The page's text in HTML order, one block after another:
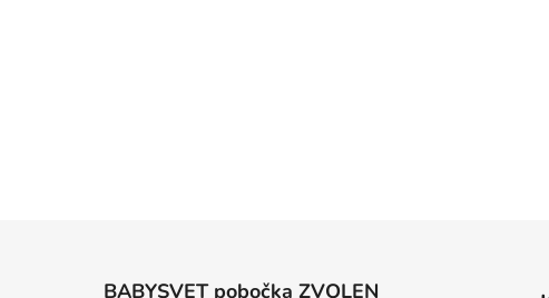
BABYSVET pobočka ZVOLEN